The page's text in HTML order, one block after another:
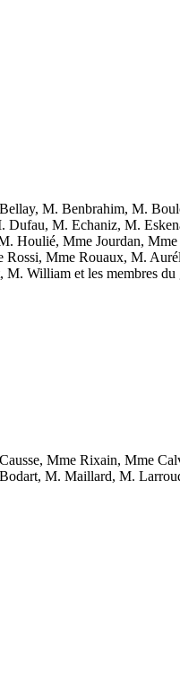
M. Benbrahim, M.
M. Echaniz, M.
Houlié, Mme Jourdan,
Mme Rouaux, M.
William et les membres du
Mme Rixain, Mme
M. Maillard, M.